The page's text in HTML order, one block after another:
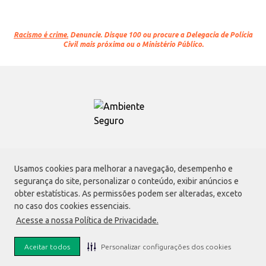
Usamos cookies para melhorar a navegação, desempenho e
segurança do site, personalizar o conteúdo, exibir anúncios e
obter estatísticas. As permissões podem ser alteradas, exceto
no caso dos cookies essenciais.
Acesse a nossa Política de Privacidade.
Aceitar todos Personalizar configurações dos cookies
Racismo é crime. Denuncie. Disque 100 ou procure a Delegacia de Polícia
Civil mais próxima ou o Ministério Público.
Atacadão S.A.
Avenida Morvan Dias de Figueiredo, 6169, Vila Maria, São Paulo - SP | CEP
02170-901 | CNPJ: 75.315.333/0001-09
Envio de documentos administrativos e jurídicos:
02170-901
faleconosco@atacadao.com.br